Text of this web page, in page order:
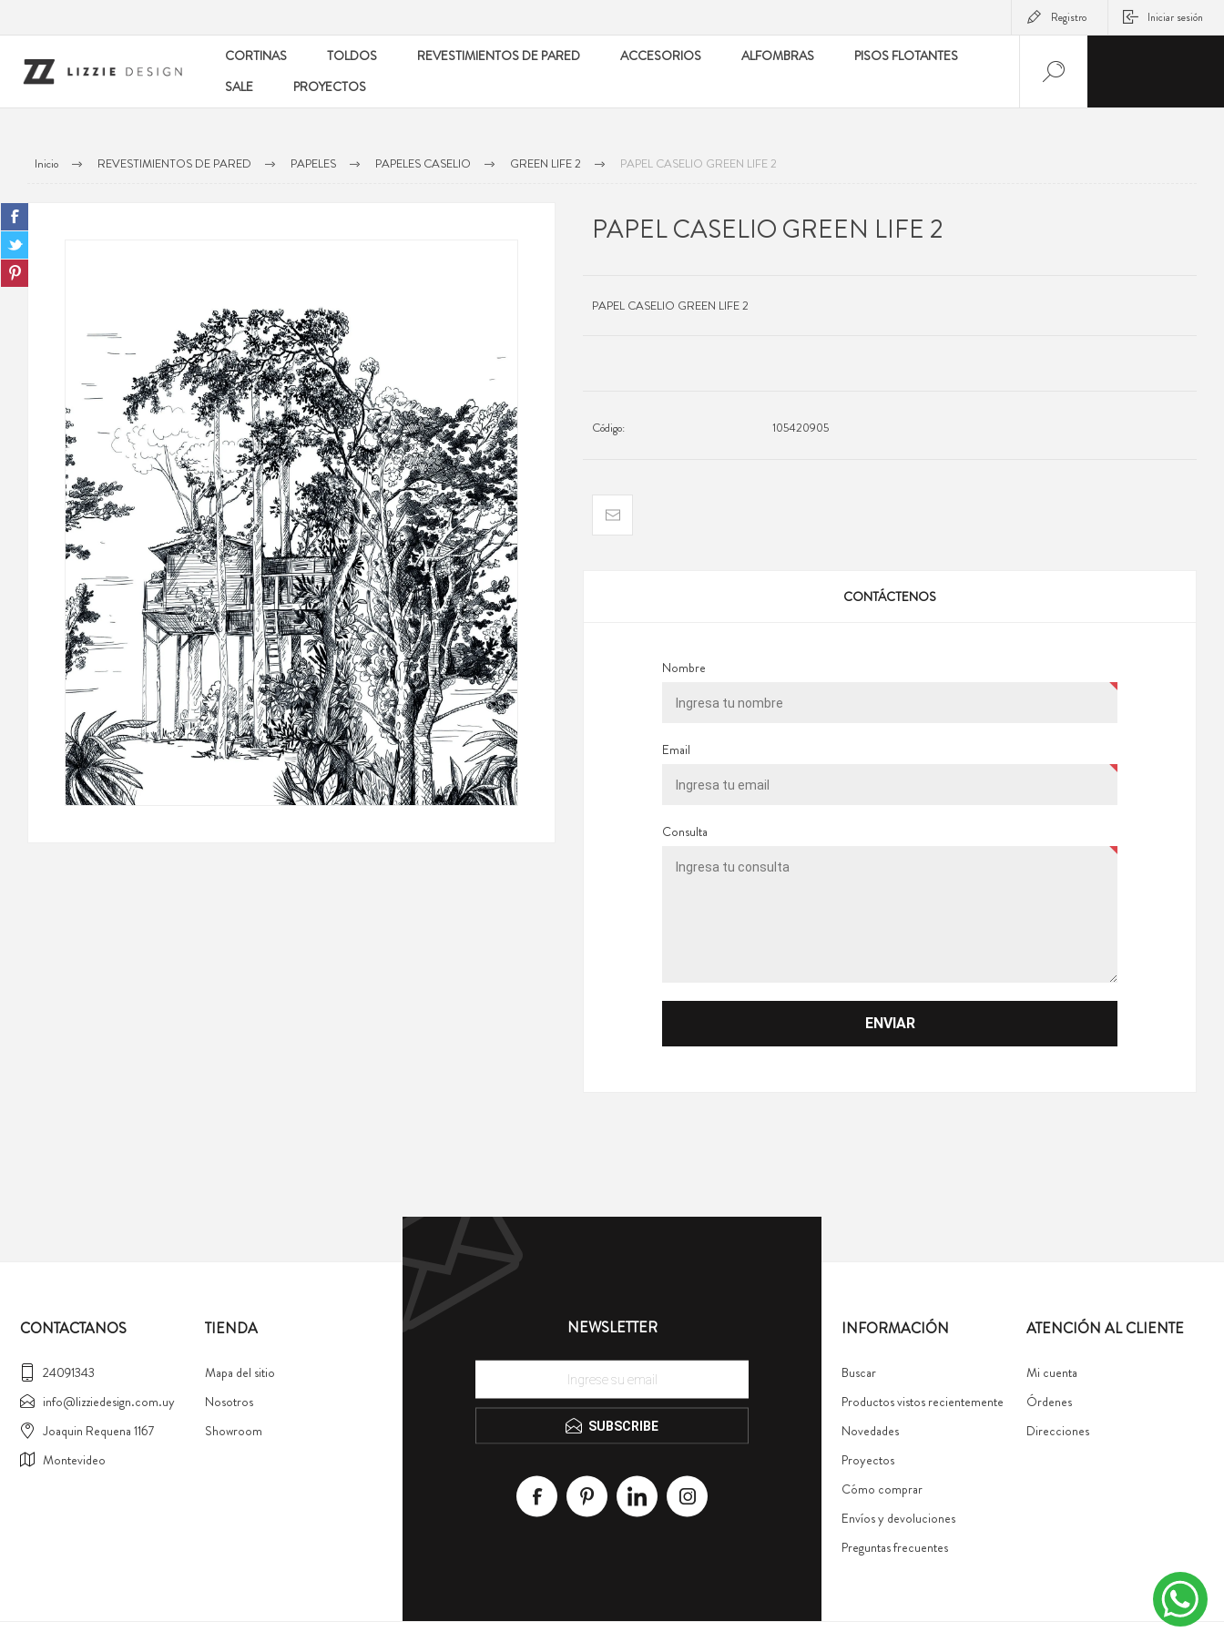
Registro Iniciar sesión
CORTINAS TOLDOS REVESTIMIENTOS DE PARED ACCESORIOS ALFOMBRAS
PISOS FLOTANTES
SALE
PROYECTOS
Inicio REVESTIMIENTOS DE PARED PAPELES PAPELES CASELIO GREEN LIFE 2 PAPEL CASELIO GREEN LIFE 2
PAPEL CASELIO GREEN LIFE 2
PAPEL CASELIO GREEN LIFE 2
Código: 105420905
CONTÁCTENOS
Nombre
Email
Consulta
NEWSLETTER
SUBSCRIBE
CONTACTANOS
24091343
info@lizziedesign.com.uy
Joaquin Requena 1167
Montevideo
TIENDA
Mapa del sitio
Nosotros
Showroom
INFORMACIÓN
Buscar
Productos vistos recientemente
Novedades
Proyectos
Cómo comprar
Envíos y devoluciones
Preguntas frecuentes
ATENCIÓN AL CLIENTE
Mi cuenta
Órdenes
Direcciones